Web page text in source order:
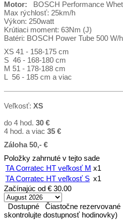
Motor: BOSCH Performance
Max rýchlosť: 25km/h
Výkon: 250watt
Krútiaci moment: 63Nm (J)
Batéri: BOSCH Power Tube 500 W/h
XS 41 - 158-175 cm
S 46 - 168-180 cm
M 51 - 178-188 cm
L 56 - 185 cm a viac
Veľkosť: XS
do 4 hod. 30 €
4 hod. a viac 35 €
Záloha 50,- €
Položky zahrnuté v tejto sade
TA Corratec HT veľkosť M x1
TA Corratec HT veľkosť S x1
Začínajúc od € 30.00
Dostupné Čiastočne rezervované
skontrolujte dostupnosť hodinovky)